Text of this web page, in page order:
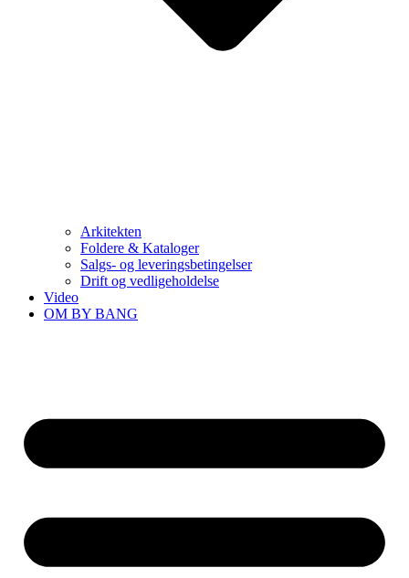
Arkitekten
Foldere & Kataloger
Salgs- og leveringsbetingelser
Drift og vedligeholdelse
Video
OM BY BANG